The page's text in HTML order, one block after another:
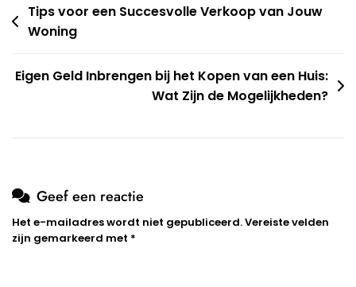
Berichtnavigatie
Tips voor een Succesvolle Verkoop van Jouw
Woning
Eigen Geld Inbrengen bij het Kopen van een Huis:
Wat Zijn de Mogelijkheden?
Geef een reactie
Het e-mailadres wordt niet gepubliceerd.Vereiste velden
zijn gemarkeerd met *